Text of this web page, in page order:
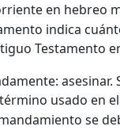
en hebreo
indica
Testamento
usado en
se